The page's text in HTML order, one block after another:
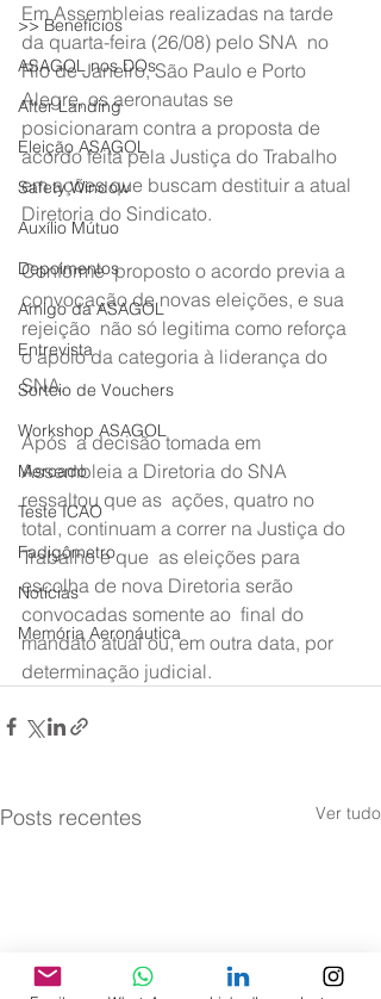
>> Benefícios
ASAGOL nos DOs
After Landing
Eleição ASAGOL
Safety Window
Auxílio Mútuo
Depoimentos
Amigo da ASAGOL
Entrevista
Sorteio de Vouchers
Workshop ASAGOL
Mercado
Teste ICAO
Fadigômetro
Notícias
Memória Aeronáutica
Em Assembleias realizadas na tarde
da quarta-feira (26/08) pelo SNA  no
Rio de Janeiro, São Paulo e Porto
Alegre, os aeronautas se
posicionaram contra a proposta de
acordo feita pela Justiça do Trabalho
em ações que buscam destituir a atual
Diretoria do Sindicato.
Conforme  proposto o acordo previa a
convocação de novas eleições, e sua
rejeição  não só legitima como reforça
o apoio da categoria à liderança do
SNA.
Após  a decisão tomada em
Assembleia a Diretoria do SNA
ressaltou que as  ações, quatro no
total, continuam a correr na Justiça do
Trabalho e que  as eleições para
escolha de nova Diretoria serão
convocadas somente ao  final do
mandato atual ou, em outra data, por
determinação judicial.
Posts recentes Ver tudo